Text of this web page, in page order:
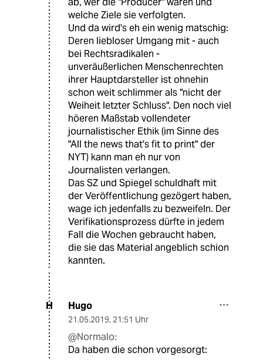
welche Ziele sie verfolgten.
Und da wird's eh ein wenig matschig:
Deren liebloser Umgang mit - auch
bei Rechtsradikalen -
unveräußerlichen Menschenrechten
ihrer Hauptdarsteller ist ohnehin
schon weit schlimmer als "nicht der
Weiheit letzter Schluss". Den noch viel
höeren Maßstab vollendeter
journalistischer Ethik (im Sinne des
"All the news that's fit to print" der
NYT) kann man eh nur von
Journalisten verlangen.
Das SZ und Spiegel schuldhaft mit
der Veröffentlichung gezögert haben,
wage ich jedenfalls zu bezweifeln. Der
Verifikationsprozess dürfte in jedem
Fall die Wochen gebraucht haben,
die sie das Material angeblich schion
kannten.
H Hugo
21.05.2019, 21:51 Uhr
@Normalo:
Da haben die schon vorgesorgt: